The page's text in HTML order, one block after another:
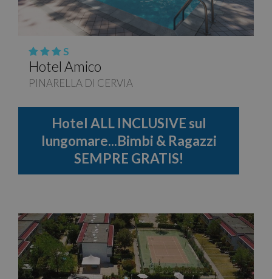
S
Hotel Amico
PINARELLA DI CERVIA
Hotel ALL INCLUSIVE sul
lungomare...Bimbi & Ragazzi
SEMPRE GRATIS!